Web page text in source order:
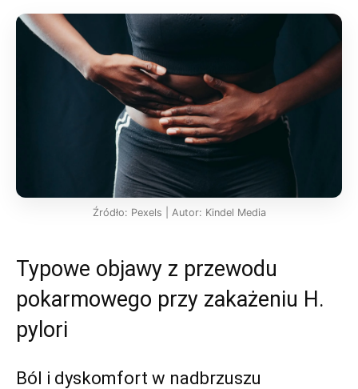
Źródło: Pexels | Autor: Kindel Media
Typowe objawy z przewodu
pokarmowego przy zakażeniu H.
pylori
Ból i dyskomfort w nadbrzuszu